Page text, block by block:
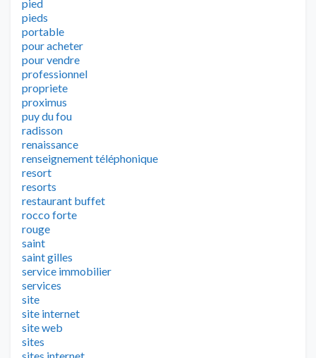
pied
pieds
portable
pour acheter
pour vendre
professionnel
propriete
proximus
puy du fou
radisson
renaissance
renseignement téléphonique
resort
resorts
restaurant buffet
rocco forte
rouge
saint
saint gilles
service immobilier
services
site
site internet
site web
sites